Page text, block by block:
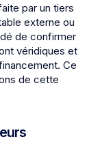
par un tiers
externe ou
de confirmer
véridiques et
Ce
de cette